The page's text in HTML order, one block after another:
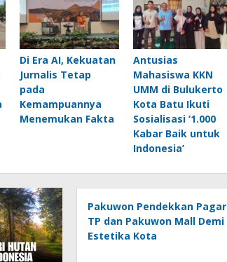
Di Era AI, Kekuatan
Jurnalis Tetap
pada
Kemampuannya
Menemukan Fakta
Antusias
Mahasiswa KKN
UMM di Bulukerto
Kota Batu Ikuti
Sosialisasi ‘1.000
Kabar Baik untuk
Indonesia’
Pakuwon Pendekkan Pagar
TP dan Pakuwon Mall Demi
Estetika Kota